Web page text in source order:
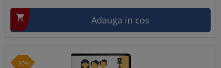
 Adauga in cos
-30%